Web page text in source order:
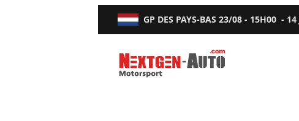
GP DES PAYS-BAS 23/08 - 15H00 - 14
Nextgen-Auto.com